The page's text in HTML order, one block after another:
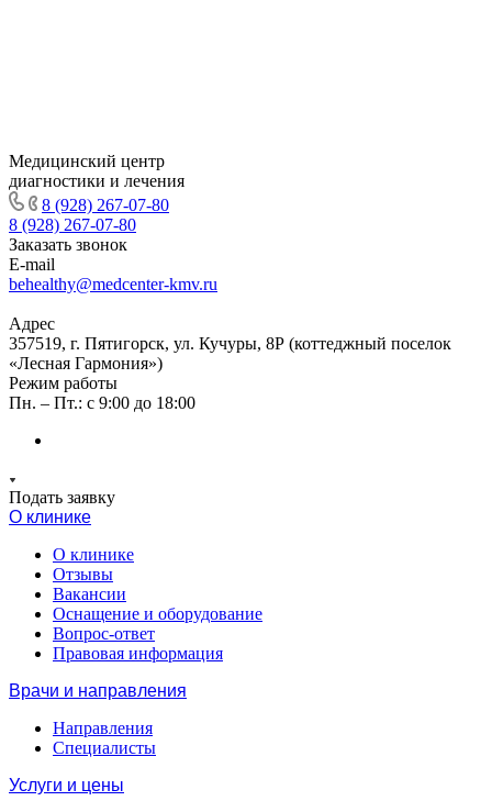
Медицинский центр
диагностики и лечения
8 (928) 267-07-80
8 (928) 267-07-80
Заказать звонок
E-mail
behealthy@medcenter-kmv.ru
Адрес
357519, г. Пятигорск, ул. Кучуры, 8Р (коттеджный поселок
«Лесная Гармония»)
Режим работы
Пн. – Пт.: с 9:00 до 18:00
Подать заявку
О клинике
О клинике
Отзывы
Вакансии
Оснащение и оборудование
Вопрос-ответ
Правовая информация
Врачи и направления
Направления
Специалисты
Услуги и цены